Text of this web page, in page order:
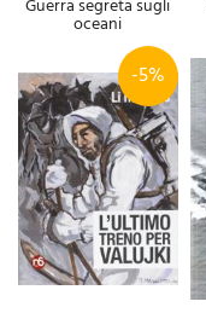
Guerra segreta sugli
oceani
-5%